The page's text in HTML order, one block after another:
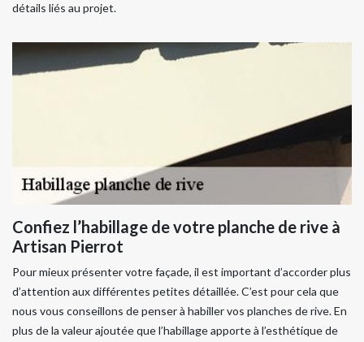
détails liés au projet.
Confiez l’habillage de votre planche de rive à
Artisan Pierrot
Pour mieux présenter votre façade, il est important d’accorder plus
d’attention aux différentes petites détaillée. C’est pour cela que
nous vous conseillons de penser à habiller vos planches de rive. En
plus de la valeur ajoutée que l’habillage apporte à l’esthétique de